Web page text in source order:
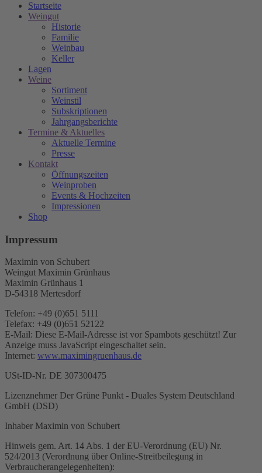
Startseite
Weingut
Historie
Familie
Weinbau
Keller
Lagen
Weine
Sortiment
Weinstil
Subskriptionen
Jahrgangsberichte
Termine & Aktuelles
Aktuelle Termine
Presse
Kontakt
Öffnungszeiten
Weinproben
Events & Hochzeiten
Impressionen
Shop
Impressum
Maximin von Schubert
Weingut Maximin Grünhaus
Maximin Grünhaus 1
D-54318 Mertesdorf
Telefon: +49 (0)651 5111
Telefax: +49 (0)651 52122
E-Mail: Diese E-Mail-Adresse ist vor Spambots geschützt! Zur
Anzeige muss JavaScript eingeschaltet sein.
Internet: www.maximingruenhaus.de
USt-ID-Nr. DE 307300475
Lizenznehmer Der Grüne Punkt - Duales System Deutschland
GmbH (DSD)
Inhaber Maximin von Schubert
Hinweis gem. Art. 14 Abs. 1 der EU-Verordnung (EU) Nr.
524/2013 (Verordnung über Online-Streitbeilegung in
Verbraucherangelegenheiten):